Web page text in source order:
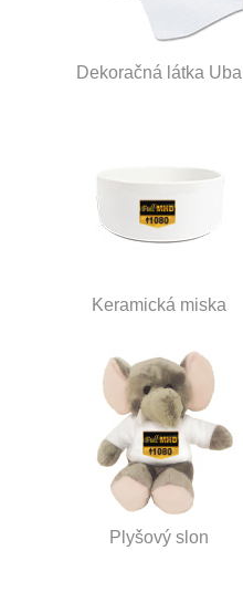
Dekoračná látka Uba
Keramická miska
Plyšový slon